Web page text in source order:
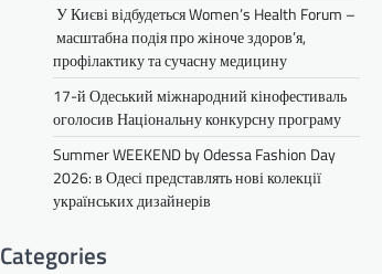
У Києві відбудеться Women’s Health Forum –
масштабна подія про жіноче здоров’я,
профілактику та сучасну медицину
17-й Одеський міжнародний кінофестиваль
оголосив Національну конкурсну програму
Summer WEEKEND by Odessa Fashion Day
2026: в Одесі представлять нові колекції
українських дизайнерів
Categories